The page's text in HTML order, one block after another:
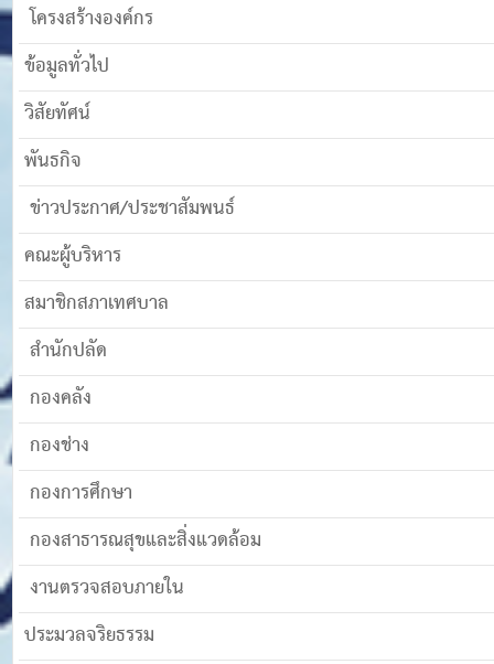
โครงสร้างองค์กร
ข้อมูลทั่วไป
วิสัยทัศน์
พันธกิจ
ข่าวประกาศ/ประชาสัมพนธ์
คณะผู้บริหาร
สมาชิกสภาเทศบาล
สำนักปลัด
กองคลัง
กองช่าง
กองการศึกษา
กองสาธารณสุขและสิ่งแวดล้อม
งานตรวจสอบภายใน
ประมวลจริยธรรม